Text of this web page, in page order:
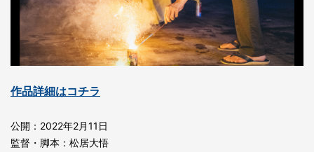
作品詳細はコチラ
公開：2022年2月11日
監督・脚本：松居大悟